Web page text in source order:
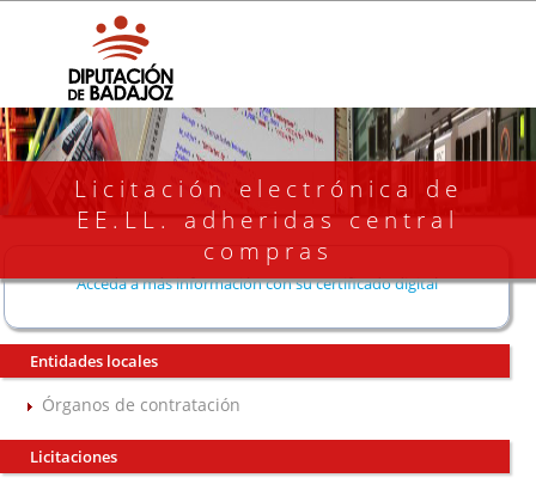
Licitación electrónica de
EE.LL. adheridas central
compras
Acceda a más información con su certificado digital
Entidades locales
Órganos de contratación
Licitaciones